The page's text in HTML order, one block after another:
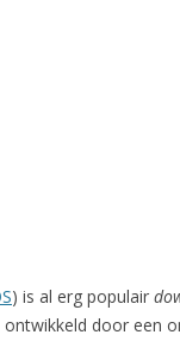
) is al erg populair
door een